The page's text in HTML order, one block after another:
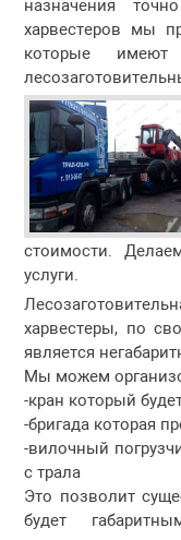
назначения
харвестеров мы
которые
стоимости.
услуги.
харвестеры, по
является
Мы можем
-кран который
-бригада которая
-вилочный
с трала
Это позволит
будет